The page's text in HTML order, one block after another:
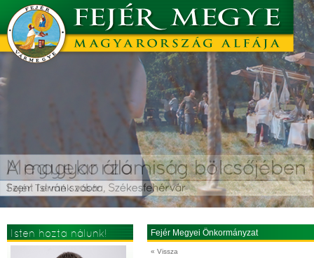
Isten hozta nálunk! Fejér Megyei Önkormányzat
« Vissza